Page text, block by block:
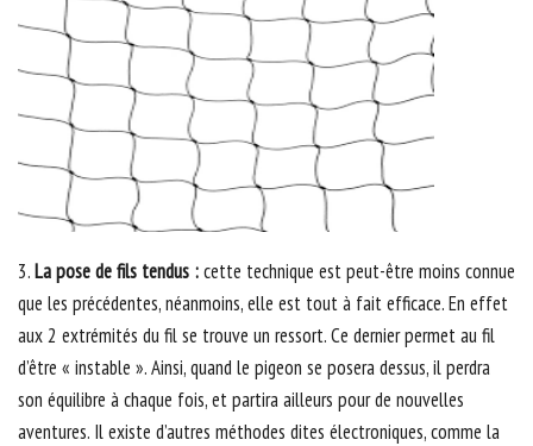
3.La pose de fils tendus :cette technique est peut-être moins connue
que les précédentes, néanmoins, elle est tout à fait efficace. En effet
aux 2 extrémités du fil se trouve un ressort. Ce dernier permet au fil
d’être « instable ». Ainsi, quand le pigeon se posera dessus, il perdra
son équilibre à chaque fois, et partira ailleurs pour de nouvelles
aventures. Il existe d’autres méthodes dites électroniques, comme la